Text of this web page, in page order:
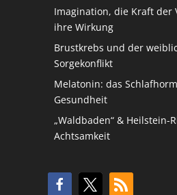
Imagination, die Kraft der
ihre Wirkung
Brustkrebs und der
Sorgekonflikt
Melatonin: das
Gesundheit
„Waldbaden“ & Heilstein-
Achtsamkeit